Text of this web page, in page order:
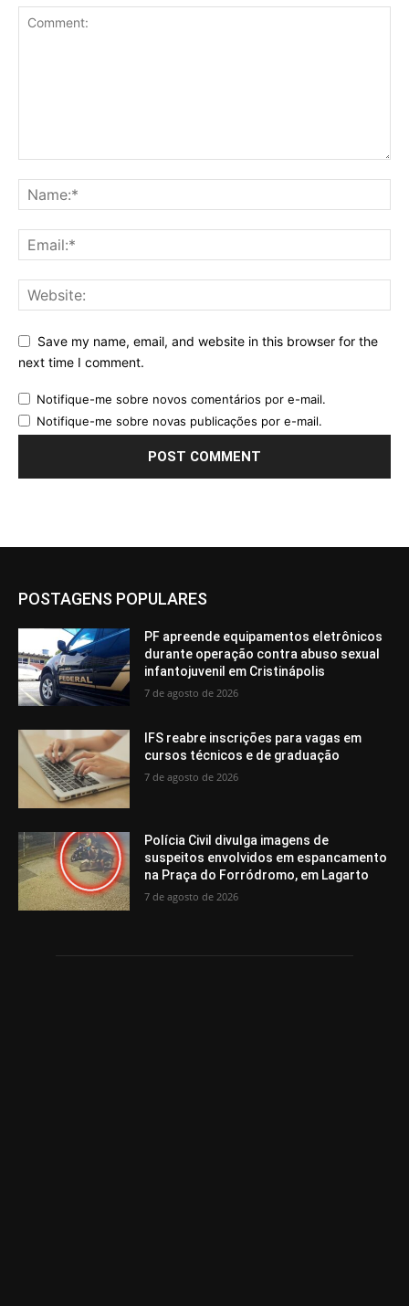
Save my name, email, and website in this browser for the
next time I comment.
Notifique-me sobre novos comentários por e-mail.
Notifique-me sobre novas publicações por e-mail.
POSTAGENS POPULARES
PF apreende equipamentos eletrônicos
durante operação contra abuso sexual
infantojuvenil em Cristinápolis
7 de agosto de 2026
IFS reabre inscrições para vagas em
cursos técnicos e de graduação
7 de agosto de 2026
Polícia Civil divulga imagens de
suspeitos envolvidos em espancamento
na Praça do Forródromo, em Lagarto
7 de agosto de 2026